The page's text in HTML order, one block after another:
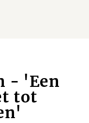
- 'Een
tot